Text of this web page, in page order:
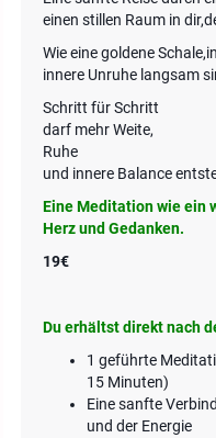
einen stillen Raum in
Wie eine goldene
innere Unruhe langsam
Schritt für Schritt
darf mehr Weite,
Ruhe
und innere Balance
Eine Meditation wie ein
Herz und Gedanken.
19€
Du erhältst direkt nach
1 geführte
15 Minuten)
Eine sanfte
und der Energie